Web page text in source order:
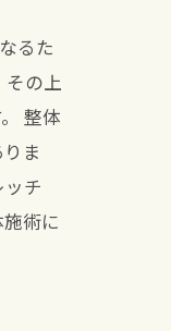
るた
の上
整体
ま
チ
術に